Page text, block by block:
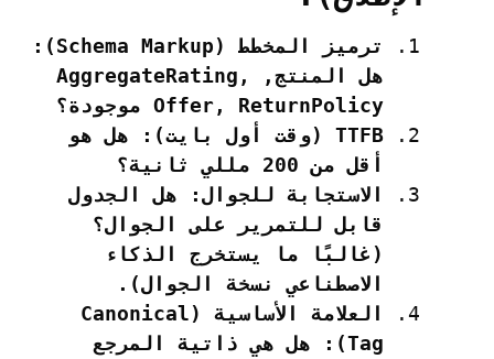
ترميز المخطط (Schema Markup):
هل
المنتج,
AggregateRating ,
Offer, ReturnPolicy
موجودة؟
TTFB (وقت أول بايت):
هل هو
أقل من 200 مللي ثانية؟
الاستجابة للجوال:
هل الجدول
قابل للتمرير على الجوال؟
(غالبًا ما يستخرج الذكاء
الاصطناعي نسخة الجوال).
العلامة الأساسية (Canonical
Tag):
هل هي ذاتية المرجع